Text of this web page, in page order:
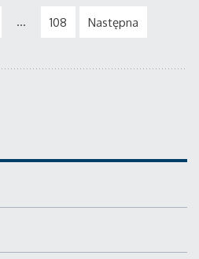
... 108 Następna